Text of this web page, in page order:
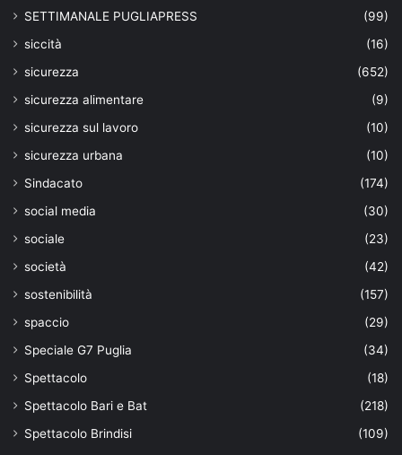
SETTIMANALE PUGLIAPRESS
(99)
siccità
(16)
sicurezza
(652)
sicurezza alimentare
(9)
sicurezza sul lavoro
(10)
sicurezza urbana
(10)
Sindacato
(174)
social media
(30)
sociale
(23)
società
(42)
sostenibilità
(157)
spaccio
(29)
Speciale G7 Puglia
(34)
Spettacolo
(18)
Spettacolo Bari e Bat
(218)
Spettacolo Brindisi
(109)